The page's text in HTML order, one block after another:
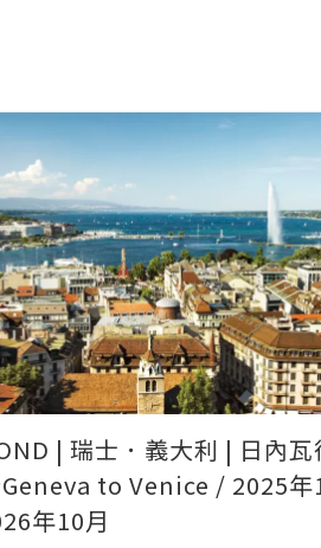
| 瑞士．義大利 | 日內瓦
to Venice / 2025年
年10月